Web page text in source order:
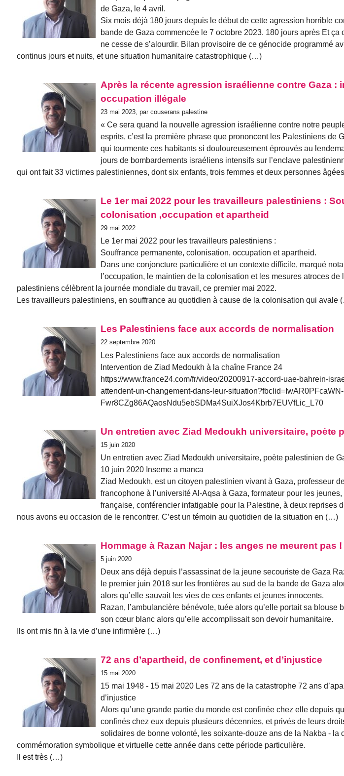
de Gaza, le 4 avril.
Six mois déjà 180 jours depuis le début de cette agression horrible
bande de Gaza commencée le 7 octobre 2023. 180 jours après Et ça
ne cesse de s’alourdir. Bilan provisoire de ce génocide programmé
continus jours et nuits, et une situation humanitaire catastrophique (…)
Après la récente agression israélienne contre Gaza :
occupation illégale
23 mai 2023, par couserans palestine
« Ce sera quand la nouvelle agression israélienne contre notre
esprits, c’est la première phrase que prononcent les Palestiniens de
qui tourmente ces habitants si douloureusement éprouvés au
jours de bombardements israéliens intensifs sur l’enclave
qui ont fait 33 victimes palestiniennes, dont six enfants, trois femmes et deux personnes
Le 1er mai 2022 pour les travailleurs palestiniens :
colonisation ,occupation et apartheid
29 mai 2022
Le 1er mai 2022 pour les travailleurs palestiniens :
Souffrance permanente, colonisation, occupation et apartheid.
Dans une conjoncture particulière et un contexte difficile, marqué
l’occupation, le maintien de la colonisation et les mesures atroces
palestiniens célèbrent la journée mondiale du travail, ce premier mai 2022.
Les travailleurs palestiniens, en souffrance au quotidien à cause de la colonisation qui avale
Les Palestiniens face aux accords de normalisation
22 septembre 2020
Les Palestiniens face aux accords de normalisation
Intervention de Ziad Medoukh à la chaîne France 24
https://www.france24.com/fr/video/20200917-accord-uae-bahrein-
attendent-un-changement-dans-leur-situation?fbclid=IwAR0PFcaWN-
Fwr8CZg86AQaosNdu5ebSDMa4SuiXJos4Kbrb7EUVfLic_L70
Un entretien avec Ziad Medoukh universitaire, poète
15 juin 2020
Un entretien avec Ziad Medoukh universitaire, poète palestinien de
10 juin 2020 Inseme a manca
Ziad Medoukh, est un citoyen palestinien vivant à Gaza, professeur
francophone à l’université Al-Aqsa à Gaza, formateur pour les
française, conférencier infatigable pour la Palestine, à deux reprises
nous avons eu occasion de le rencontrer. C’est un témoin au quotidien de la situation en (…)
Hommage à Razan Najar : les anges ne meurent pas !
5 juin 2020
Deux ans déjà depuis l’assassinat de la jeune secouriste de Gaza
le premier juin 2018 sur les frontières au sud de la bande de Gaza
alors qu’elle sauvait les vies de ces enfants et jeunes innocents.
Razan, l’ambulancière bénévole, tuée alors qu’elle portait sa blouse
son cœur blanc alors qu’elle accomplissait son devoir humanitaire.
Ils ont mis fin à la vie d’une infirmière (…)
72 ans d’apartheid, de confinement, et d’injustice
15 mai 2020
15 mai 1948 - 15 mai 2020 Les 72 ans de la catastrophe 72 ans
d’injustice
Alors qu’une grande partie du monde est confinée chez elle depuis
confinés chez eux depuis plusieurs décennies, et privés de leurs
solidaires de bonne volonté, les soixante-douze ans de la Nakba - la
commémoration symbolique et virtuelle cette année dans cette période particulière.
Il est très (…)